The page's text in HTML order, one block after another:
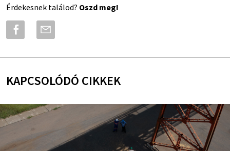
Érdekesnek találod? Oszd meg!
KAPCSOLÓDÓ CIKKEK